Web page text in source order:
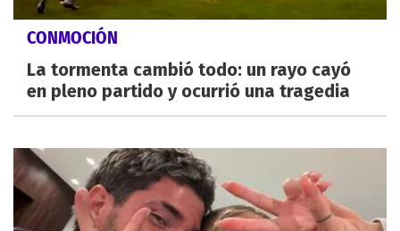
CONMOCIÓN
La tormenta cambió todo: un rayo cayó
en pleno partido y ocurrió una tragedia